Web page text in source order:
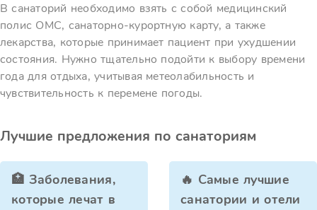
В санаторий необходимо взять с собой медицинский
полис ОМС, санаторно-курортную карту, а также
лекарства, которые принимает пациент при ухудшении
состояния. Нужно тщательно подойти к выбору времени
года для отдыха, учитывая метеолабильность и
чувствительность к перемене погоды.
Лучшие предложения по санаториям
🏥 Заболевания,
которые лечат в
🔥 Самые лучшие
санатории и отели